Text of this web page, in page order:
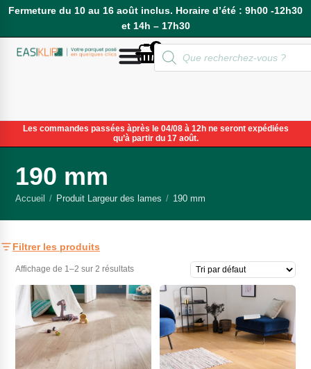
Fermeture du 10 au 16 août inclus. Horaire d’été : 9h00 -12h30
et 14h – 17h30
Compte
0
Les commandes passées àprès le 04/08 à 12h ne seront expédiées
qu’à partir du 17 août.
190 mm
Accueil / Produit Largeur des lames / 190 mm
Filtrer les produits
Affichage de 1–2 sur 2 résultats